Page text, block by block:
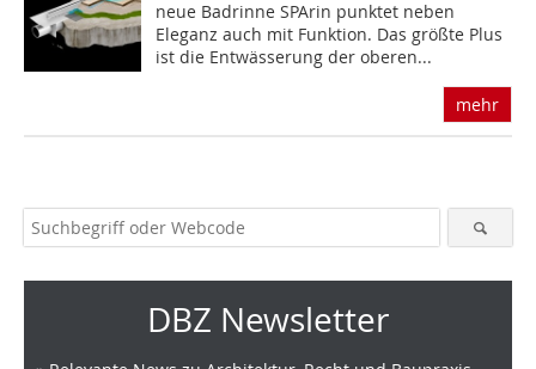
neue Badrinne SPArin punktet neben
Eleganz auch mit Funktion. Das größte Plus
ist die Entwässerung der oberen...
mehr
DBZ Newsletter